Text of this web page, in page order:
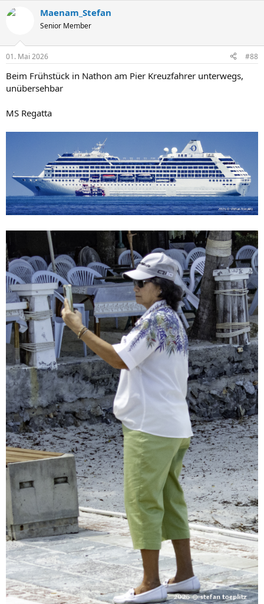
k
e
:
Maenam_Stefan
Senior Member
01. Mai 2026 #88
Beim Frühstück in Nathon am Pier Kreuzfahrer unterwegs,
unübersehbar
MS Regatta